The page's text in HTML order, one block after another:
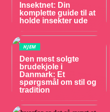
Insektnet: Din
komplette guide til at
holde insekter ude
HJEM
Den mest solgte
brudekjole i
Danmark: Et
spørgsmål om stil og
tradition